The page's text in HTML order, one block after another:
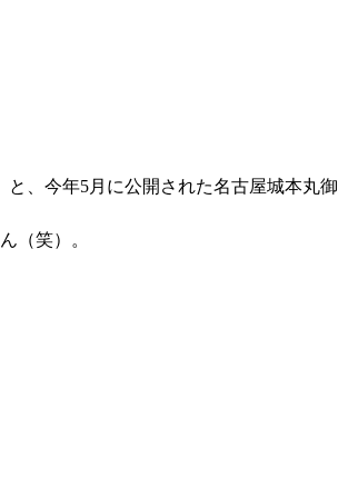
、今年5月に公開された名古屋城本丸
（笑）。